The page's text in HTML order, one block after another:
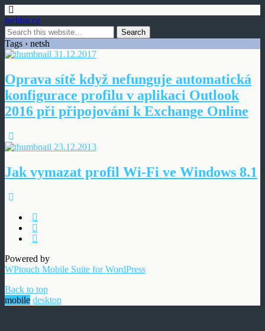
techbit.cz
Tags › netsh
31.12.2017
Oprava sítě když nefunguje automatická
konfigurace profilu v aplikaci Outlook
2016 při připojování k Exchange Online
23.12.2013
Jak vymazat profil Wi-Fi ve Windows 8.1
Powered by
WPtouch Mobile Suite for WordPress
Back to top
mobile desktop